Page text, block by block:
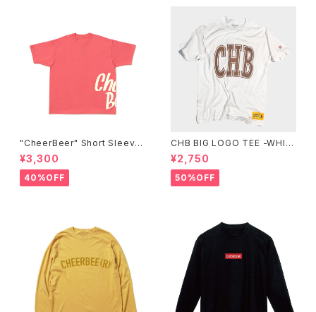
"CheerBeer" Short Sleeve
Tee
¥3,300
40%OFF
CHB BIG LOGO TEE -WHIT
E-
¥2,750
50%OFF